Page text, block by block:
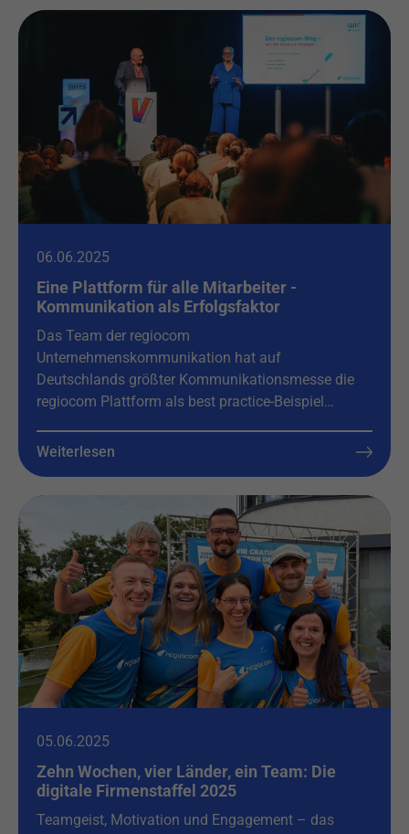
06.06.2025
Eine Plattform für alle Mitarbeiter -
Kommunikation als Erfolgsfaktor
Das Team der regiocom
Unternehmenskommunikation hat auf
Deutschlands größter Kommunikationsmesse die
regiocom Plattform als best practice-Beispiel…
Weiterlesen
05.06.2025
Zehn Wochen, vier Länder, ein Team: Die
digitale Firmenstaffel 2025
Teamgeist, Motivation und Engagement – das